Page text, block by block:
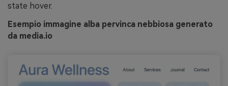
state hover.
Esempio immagine alba pervinca nebbiosa generato
da media.io